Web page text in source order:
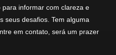
informar com clareza e
seus desafios. Tem alguma
em contato, será um prazer